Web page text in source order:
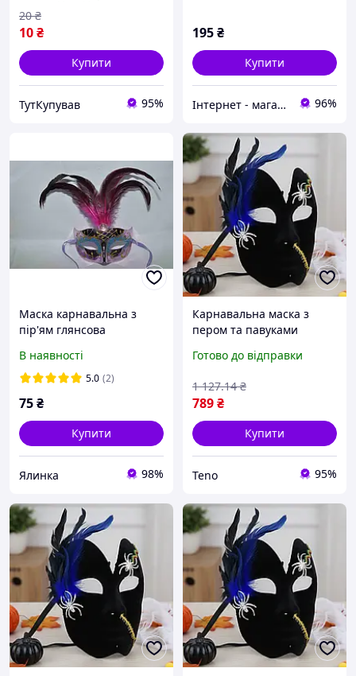
10₴
20 ₴
Купити
ТутКупував 95%
195₴
Купити
Інтернет - магазин "Prikoloff" 96%
Маска карнавальна з
пір'ям глянсова
В наявності
5.0 (2)
75₴
Купити
Ялинка 98%
Карнавальна маска з
пером та павуками
маска на Хелловін /
маскарадна
Готово до відправки
789₴
1 127.14 ₴
Купити
Teno 95%